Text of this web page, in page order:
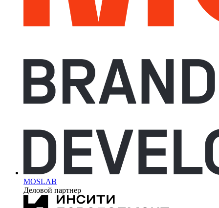
MOSLAB
Деловой партнер